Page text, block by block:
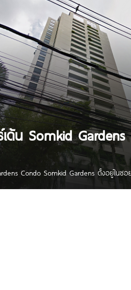
น Somkid Gardens
Condo Somkid Gardens ตั้งอยู่ใน